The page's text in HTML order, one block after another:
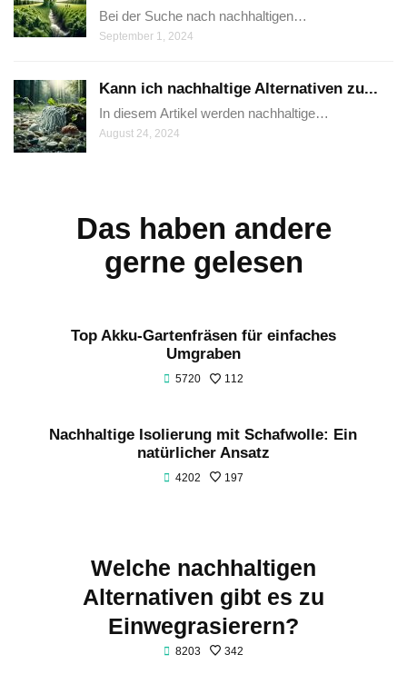
Bei der Suche nach nachhaltigen…
September 1, 2024
Kann ich nachhaltige Alternativen zu...
In diesem Artikel werden nachhaltige…
August 24, 2024
Das haben andere
gerne gelesen
Top Akku-Gartenfräsen für einfaches
Umgraben
5720 112
Nachhaltige Isolierung mit Schafwolle: Ein
natürlicher Ansatz
4202 197
Welche nachhaltigen
Alternativen gibt es zu
Einwegrasierern?
8203 342